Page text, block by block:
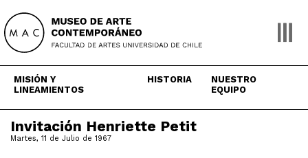
content
MISIÓN Y
LINEAMIENTOS
HISTORIA
NUESTRO
EQUIPO
Invitación Henriette Petit
Martes, 11 de Julio de 1967